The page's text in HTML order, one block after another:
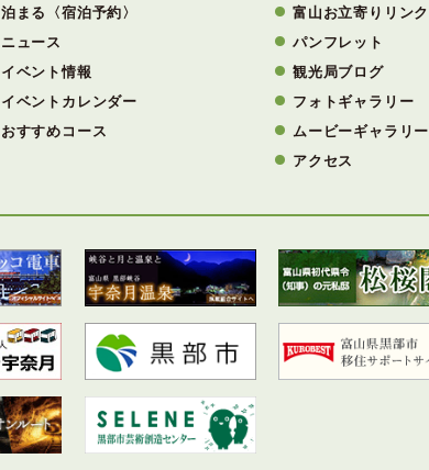
泊まる〈宿泊予約〉
ニュース
イベント情報
イベントカレンダー
おすすめコース
富山お立寄りリンク
パンフレット
観光局ブログ
フォトギャラリー
ムービーギャラリー
アクセス